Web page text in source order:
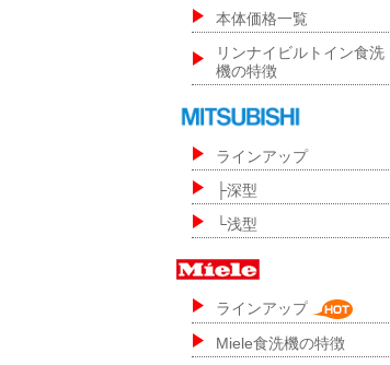
本体価格一覧
リンナイビルトイン食洗
機の特徴
ラインアップ
├深型
└浅型
ラインアップ
Miele食洗機の特徴